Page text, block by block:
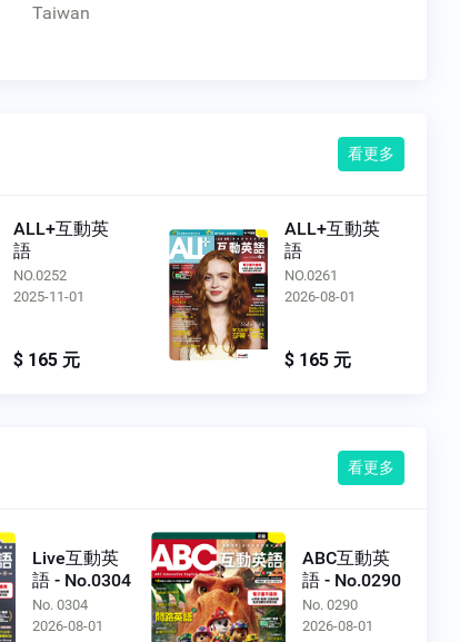
Taiwan
看更多
ALL+互動英
語
NO.0252
2025-11-01
$ 165 元
ALL+互動英
語
NO.0261
2026-08-01
$ 165 元
看更多
Live互動英
語 - No.0304
No. 0304
2026-08-01
ABC互動英
語 - No.0290
No. 0290
2026-08-01